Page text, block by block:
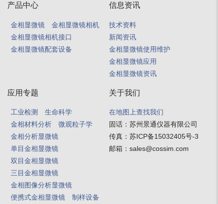
产品中心
金相显微镜
金相显微镜相机
金相显微镜相机接口
金相显微镜配套设备
信息资讯
技术资料
新闻资讯
金相显微镜使用维护
金相显微镜应用
金相显微镜资讯
应用专题
工业检测
生命科学
金相材料分析
微观粒子学
金相分析显微镜
单目金相显微镜
双目金相显微镜
三目金相显微镜
金相图像分析显微镜
便携式金相显微镜
制样设备
关于我们
在地图上查找我们
固话： 苏州景通仪器有限公司
传真： 苏ICP备15032405号-3
邮箱： sales@cossim.com